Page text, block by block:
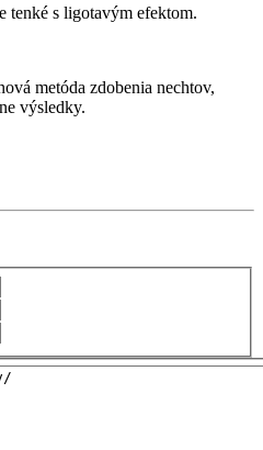
tenké s ligotavým efektom.
metóda zdobenia nechtov,
výsledky.